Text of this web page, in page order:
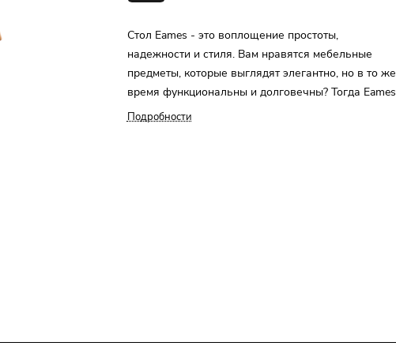
Стол Eames - это воплощение простоты,
надежности и стиля. Вам нравятся мебельные
предметы, которые выглядят элегантно, но в то же
время функциональны и долговечны? Тогда Eames
именно для вас.
Подробности